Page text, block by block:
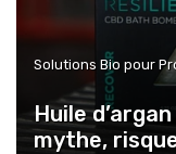
Solutions Bio pour
Huile
mythe,